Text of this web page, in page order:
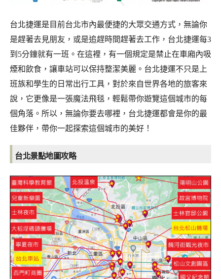
台北捷運是目前台北市內最便捷的大眾交通方式，無論你
是趕著去見朋友，或是追趕時間趕著去工作，台北捷運每3
到5分鐘就有一班。在這裡，有一個規定是禁止在車廂內吸
煙和飲食，讓車站可以保持整潔美麗。台北捷運不只是上
班族和學生的日常出行工具，對於來自世界各地的旅客來
說，它更像是一張魔法飛毯，輕鬆帶你遊覽這個城市的每
個角落。所以，無論你要去哪裡，台北捷運都會是你的最
佳夥伴，帶你一起探索這個城市的美好！
台北景點地圖攻略